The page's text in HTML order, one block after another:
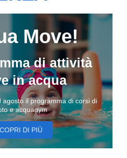
Move!
di attività
in acqua
agosto il programma di corsi di
e acquagym
DI PIÙ